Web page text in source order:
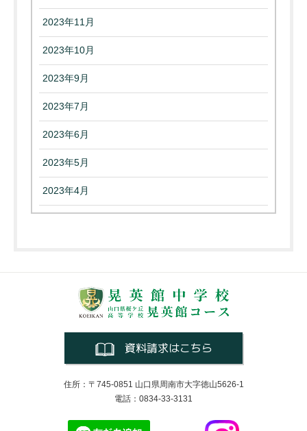
2023年11月
2023年10月
2023年9月
2023年7月
2023年6月
2023年5月
2023年4月
資料請求はこちら
住所：〒745-0851 山口県周南市大字徳山5626-1
電話：0834-33-3131